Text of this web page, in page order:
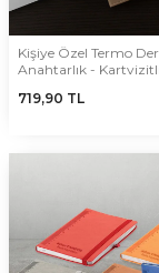
Kişiye Özel Termo
Anahtarlık -
719,90 TL